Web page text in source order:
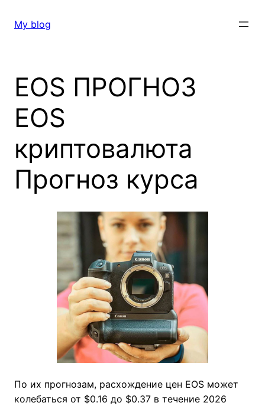
My blog
EOS ПРОГНОЗ
EOS
криптовалюта
Прогноз курса
По их прогнозам, расхождение цен EOS может
колебаться от $0.16 до $0.37 в течение 2026